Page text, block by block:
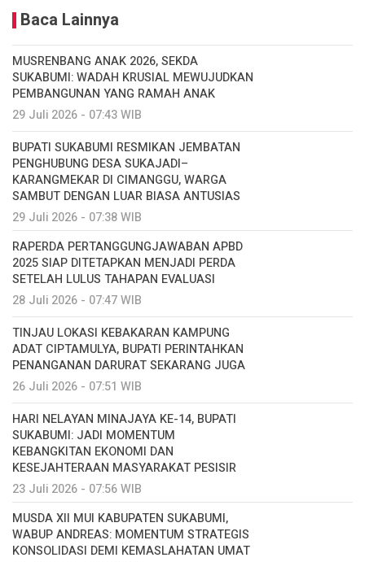
Baca Lainnya
MUSRENBANG ANAK 2026, SEKDA
SUKABUMI: WADAH KRUSIAL MEWUJUDKAN
PEMBANGUNAN YANG RAMAH ANAK
29 Juli 2026 - 07:43 WIB
BUPATI SUKABUMI RESMIKAN JEMBATAN
PENGHUBUNG DESA SUKAJADI–
KARANGMEKAR DI CIMANGGU, WARGA
SAMBUT DENGAN LUAR BIASA ANTUSIAS
29 Juli 2026 - 07:38 WIB
RAPERDA PERTANGGUNGJAWABAN APBD
2025 SIAP DITETAPKAN MENJADI PERDA
SETELAH LULUS TAHAPAN EVALUASI
28 Juli 2026 - 07:47 WIB
TINJAU LOKASI KEBAKARAN KAMPUNG
ADAT CIPTAMULYA, BUPATI PERINTAHKAN
PENANGANAN DARURAT SEKARANG JUGA
26 Juli 2026 - 07:51 WIB
HARI NELAYAN MINAJAYA KE-14, BUPATI
SUKABUMI: JADI MOMENTUM
KEBANGKITAN EKONOMI DAN
KESEJAHTERAAN MASYARAKAT PESISIR
23 Juli 2026 - 07:56 WIB
MUSDA XII MUI KABUPATEN SUKABUMI,
WABUP ANDREAS: MOMENTUM STRATEGIS
KONSOLIDASI DEMI KEMASLAHATAN UMAT